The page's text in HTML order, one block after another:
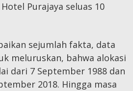
Purajaya seluas 10
sejumlah fakta, data
meluruskan, bahwa alokasi
dari 7 September 1988 dan
2018. Hingga masa